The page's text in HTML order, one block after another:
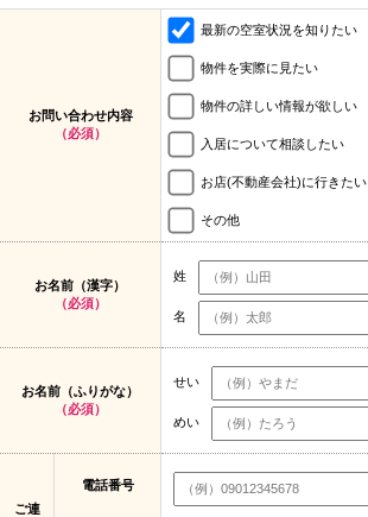
お問い合わせ内容
（必須）
最新の空室状況を知りたい
物件を実際に見たい
物件の詳しい情報が欲しい
入居について相談したい
お店(不動産会社)に行きたい
その他
お名前（漢字）
（必須）
姓
名
お名前（ふりがな）
（必須）
せい
めい
ご連
電話番号